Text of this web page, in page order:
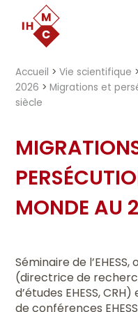
Accueil >Vie scientifique >
2026 >Migrations et
siècle
MONDE AU
Séminaire de
(directrice de
d’études EHESS,
de conférences